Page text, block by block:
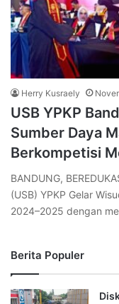
Herry Kusraely
USB YPKP
Sumber Daya
Berkompetisi
BANDUNG,
(USB) YPKP Gelar
2024–2025 dengan
Berita Populer